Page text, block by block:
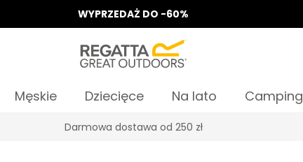
WYPRZEDAŻ DO -60%
Męskie Dziecięce Na lato Camping
Darmowa dostawa od 250 zł